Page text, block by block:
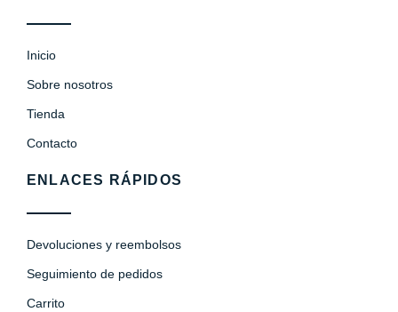
Inicio
Sobre nosotros
Tienda
Contacto
ENLACES RÁPIDOS
Devoluciones y reembolsos
Seguimiento de pedidos
Carrito